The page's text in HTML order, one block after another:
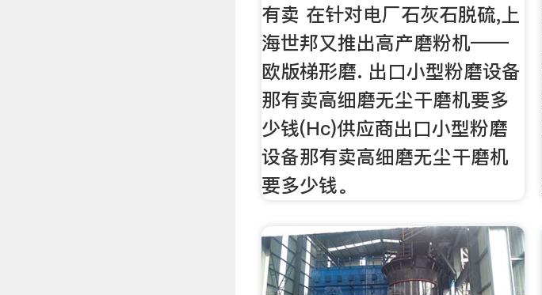
有卖 在针对电厂石灰石脱硫,上
海世邦又推出高产磨粉机——
欧版梯形磨. 出口小型粉磨设备
那有卖高细磨无尘干磨机要多
少钱(Hc)供应商出口小型粉磨
设备那有卖高细磨无尘干磨机
要多少钱。